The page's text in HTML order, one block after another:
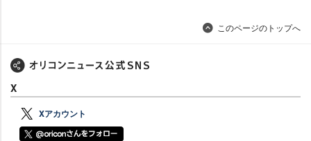
このページのトップへ
X
Xアカウント